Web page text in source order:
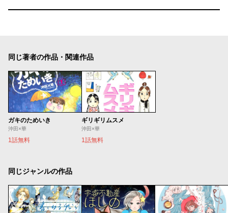
同じ著者の作品・関連作品
ガキのためいき
沖田×華
1話無料
ギリギリムスメ
沖田×華
1話無料
同じジャンルの作品